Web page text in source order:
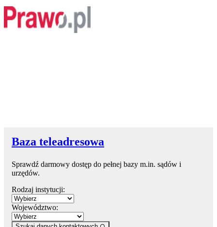
Baza teleadresowa
Sprawdź darmowy dostęp do pełnej bazy m.in. sądów i
urzędów.
Rodzaj instytucji:
Województwo: